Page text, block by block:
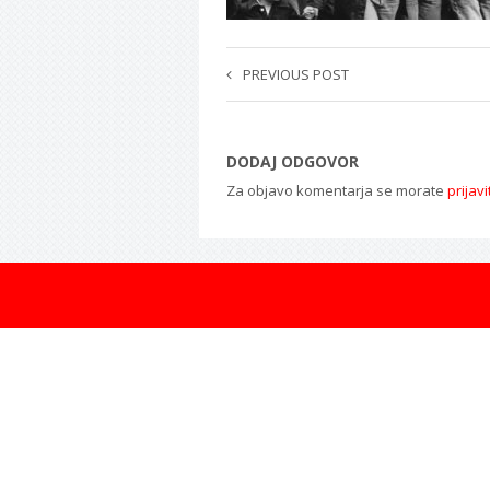
PREVIOUS POST
DODAJ ODGOVOR
Za objavo komentarja se morate